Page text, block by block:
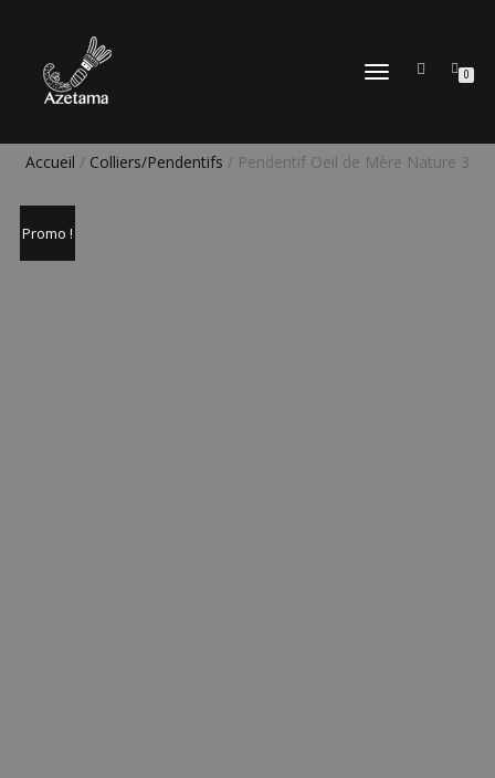
DÉPLIER
0
Accueil / Colliers/Pendentifs / Pendentif Oeil de Mère Nature 3
Promo !